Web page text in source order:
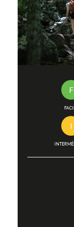
F
I